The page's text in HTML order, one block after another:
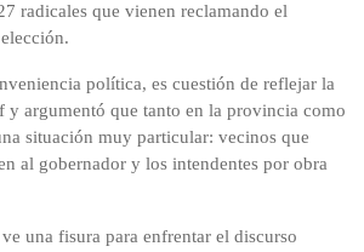
radicales que vienen reclamando el
política, es cuestión de reflejar la
argumentó que tanto en la provincia como
situación muy particular: vecinos que
al gobernador y los intendentes por obra
una fisura para enfrentar el discurso